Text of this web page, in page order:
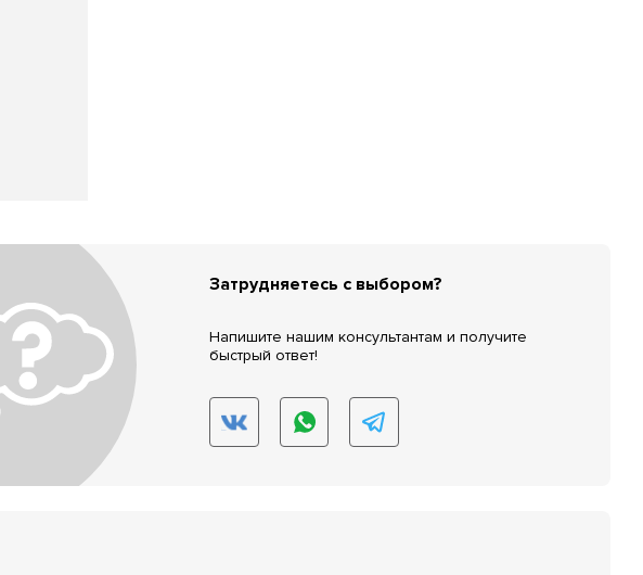
Затрудняетесь с выбором?
Напишите нашим консультантам и получите
быстрый ответ!